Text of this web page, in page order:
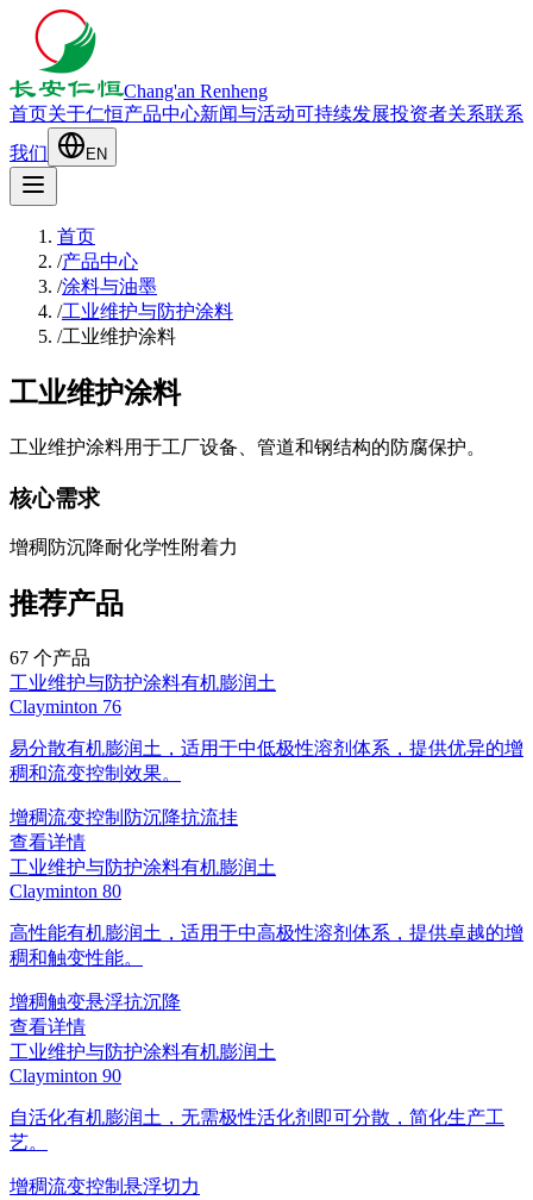
Chang'an Renheng
首页关于仁恒产品中心新闻与活动可持续发展投资者关系联系
我们
EN
首页
/产品中心
/涂料与油墨
/工业维护与防护涂料
/工业维护涂料
工业维护涂料
工业维护涂料用于工厂设备、管道和钢结构的防腐保护。
核心需求
增稠 防沉降耐化学性附着力
推荐产品
67 个产品
工业维护与防护涂料有机膨润土
Clayminton 76
易分散有机膨润土，适用于中低极性溶剂体系，提供优异的增
稠和流变控制效果。
增稠流变控制 防沉降抗流挂
查看详情
工业维护与防护涂料有机膨润土
Clayminton 80
高性能有机膨润土，适用于中高极性溶剂体系，提供卓越的增
稠和触变性能。
增稠触变悬浮抗沉降
查看详情
工业维护与防护涂料有机膨润土
Clayminton 90
自活化有机膨润土，无需极性活化剂即可分散，简化生产工
艺。
增稠流变控制 悬浮切力